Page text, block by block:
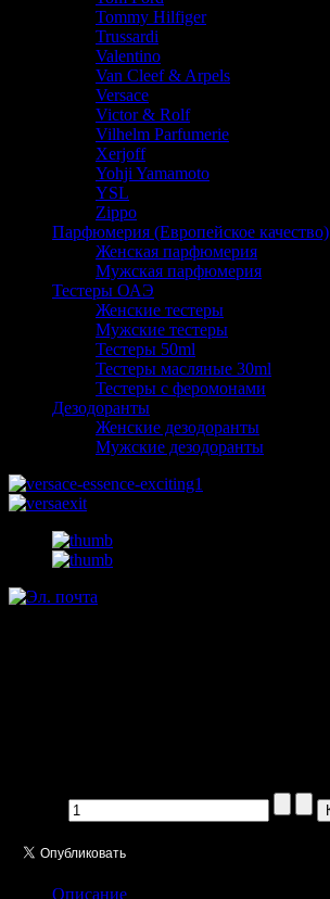
Tommy Hilfiger
Trussardi
Valentino
Van Cleef & Arpels
Versace
Victor & Rolf
Vilhelm Parfumerie
Xerjoff
Yohji Yamamoto
YSL
Zippo
Парфюмерия (Европейское качество)
Женская парфюмерия
Мужская парфюмерия
Тестеры ОАЭ
Женские тестеры
Мужские тестеры
Тестеры 50ml
Тестеры масляные 30ml
Тестеры с феромонами
Дезодоранты
Женские дезодоранты
Мужские дезодоранты
Описание